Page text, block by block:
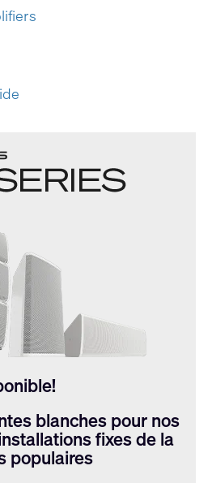
blanches pour nos
fixes de la
populaires